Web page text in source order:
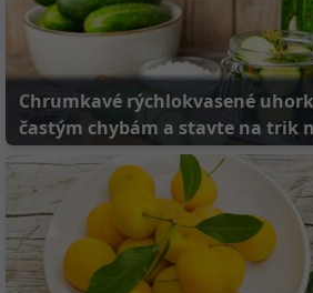
Chrumkavé rýchlokvasené
častým chybám a stavte na trik